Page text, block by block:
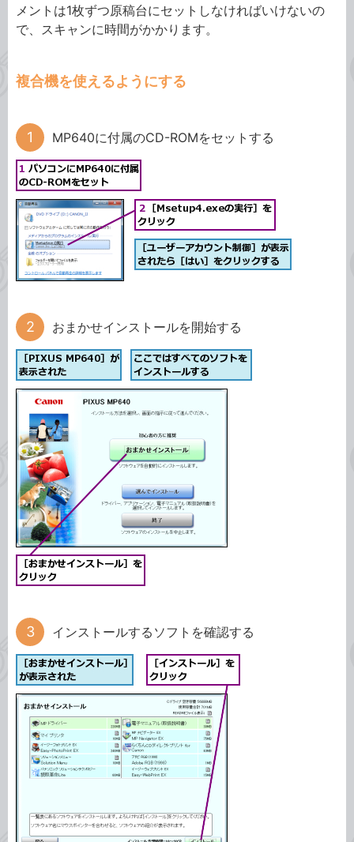
メントは1枚ずつ原稿台にセットしなければいけないの
で、スキャンに時間がかかります。
複合機を使えるようにする
MP640に付属のCD-ROMをセットする
おまかせインストールを開始する
インストールするソフトを確認する